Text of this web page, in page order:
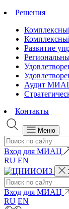
Решения
Развитие
Аудит
Контакты
Меню
Вход для МИАЦ
RU EN
Вход для МИАЦ
RU EN